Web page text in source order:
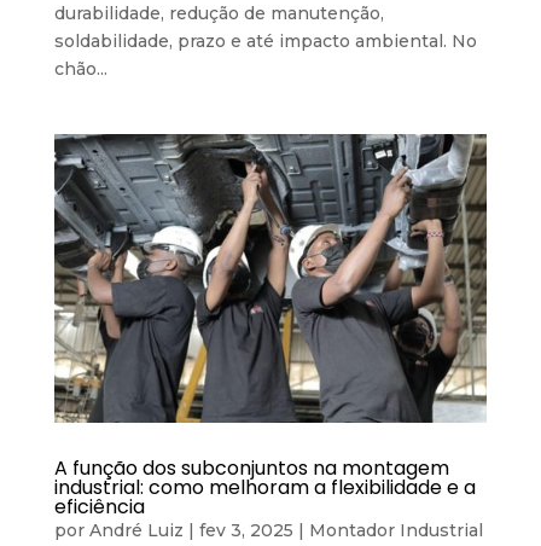
durabilidade, redução de manutenção,
soldabilidade, prazo e até impacto ambiental. No
chão...
A função dos subconjuntos na montagem
industrial: como melhoram a flexibilidade e a
eficiência
por André Luiz | fev 3, 2025 | Montador Industrial